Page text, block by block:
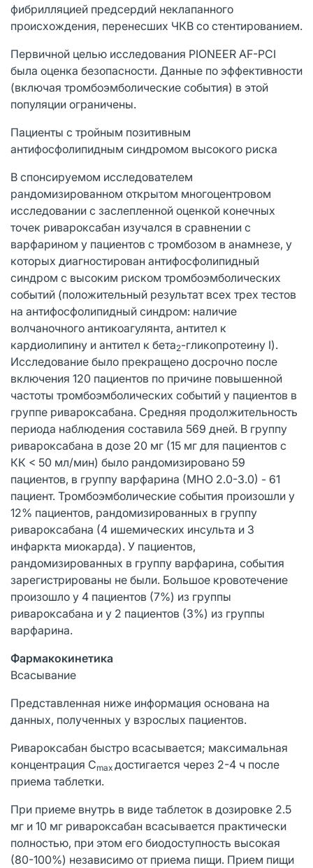
фибрилляцией предсердий неклапанного
происхождения, перенесших ЧКВ со стентированием.
Первичной целью исследования PIONEER AF-PCI
была оценка безопасности. Данные по эффективности
(включая тромбоэмболические события) в этой
популяции ограничены.
Пациенты с тройным позитивным
антифосфолипидным синдромом высокого риска
В спонсируемом исследователем
рандомизированном открытом многоцентровом
исследовании с заслепленной оценкой конечных
точек ривароксабан изучался в сравнении с
варфарином у пациентов с тромбозом в анамнезе, у
которых диагностирован антифосфолипидный
синдром с высоким риском тромбоэмболических
событий (положительный результат всех трех тестов
на антифосфолипидный синдром: наличие
волчаночного антикоагулянта, антител к
кардиолипину и антител к бета2-гликопротеину I).
Исследование было прекращено досрочно после
включения 120 пациентов по причине повышенной
частоты тромбоэмболических событий у пациентов в
группе ривароксабана. Средняя продолжительность
периода наблюдения составила 569 дней. В группу
ривароксабана в дозе 20 мг (15 мг для пациентов с
КК < 50 мл/мин) было рандомизировано 59
пациентов, в группу варфарина (МНО 2.0-3.0) - 61
пациент. Тромбоэмболические события произошли у
12% пациентов, рандомизированных в группу
ривароксабана (4 ишемических инсульта и 3
инфаркта миокарда). У пациентов,
рандомизированных в группу варфарина, события
зарегистрированы не были. Большое кровотечение
произошло у 4 пациентов (7%) из группы
ривароксабана и у 2 пациентов (3%) из группы
варфарина.
Фармакокинетика
Всасывание
Представленная ниже информация основана на
данных, полученных у взрослых пациентов.
Ривароксабан быстро всасывается; максимальная
концентрация Сmax достигается через 2-4 ч после
приема таблетки.
При приеме внутрь в виде таблеток в дозировке 2.5
мг и 10 мг ривароксабан всасывается практически
полностью, при этом его биодоступность высокая
(80-100%) независимо от приема пищи. Прием пищи